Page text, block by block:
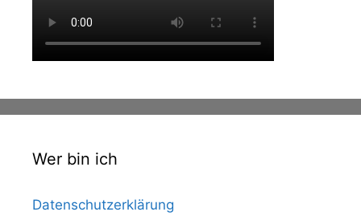
Wer bin ich
Datenschutzerklärung